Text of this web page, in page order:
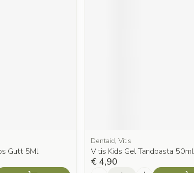
Gutt 5Ml
Dentaid, Vitis
Vitis Kids Gel Tandpasta 50ml
€ 4,90